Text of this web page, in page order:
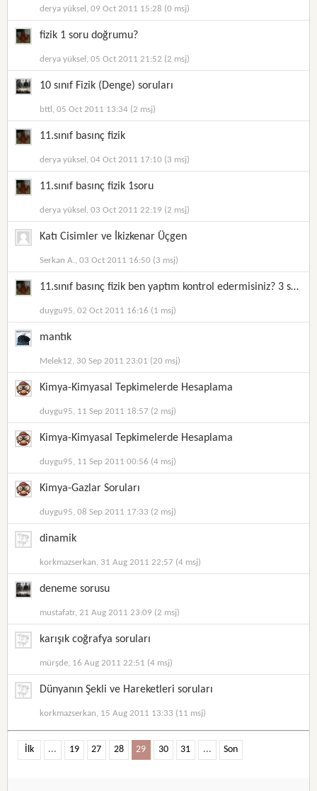
derya yüksel, 09 Oct 2011 15:28 (0 msj)
fizik 1 soru doğrumu?
derya yüksel, 05 Oct 2011 21:52 (2 msj)
10 sınıf Fizik (Denge) soruları
bttl, 05 Oct 2011 13:34 (2 msj)
11.sınıf basınç fizik
derya yüksel, 04 Oct 2011 17:10 (3 msj)
11.sınıf basınç fizik 1soru
derya yüksel, 03 Oct 2011 22:19 (2 msj)
Katı Cisimler ve İkizkenar Üçgen
Serkan A., 03 Oct 2011 16:50 (3 msj)
11.sınıf basınç fizik ben yaptım kontrol edermisiniz? 3 soru
duygu95, 02 Oct 2011 16:16 (1 msj)
mantık
Melek12, 30 Sep 2011 23:01 (20 msj)
Kimya-Kimyasal Tepkimelerde Hesaplama
duygu95, 11 Sep 2011 18:57 (2 msj)
Kimya-Kimyasal Tepkimelerde Hesaplama
duygu95, 11 Sep 2011 00:56 (4 msj)
Kimya-Gazlar Soruları
duygu95, 08 Sep 2011 17:33 (2 msj)
dinamik
korkmazserkan, 31 Aug 2011 22:57 (4 msj)
deneme sorusu
mustafatr, 21 Aug 2011 23:09 (2 msj)
karışık coğrafya soruları
mürşde, 16 Aug 2011 22:51 (4 msj)
Dünyanın Şekli ve Hareketleri soruları
korkmazserkan, 15 Aug 2011 13:33 (11 msj)
İlk ... 19 27 28 29 30 31 ... Son